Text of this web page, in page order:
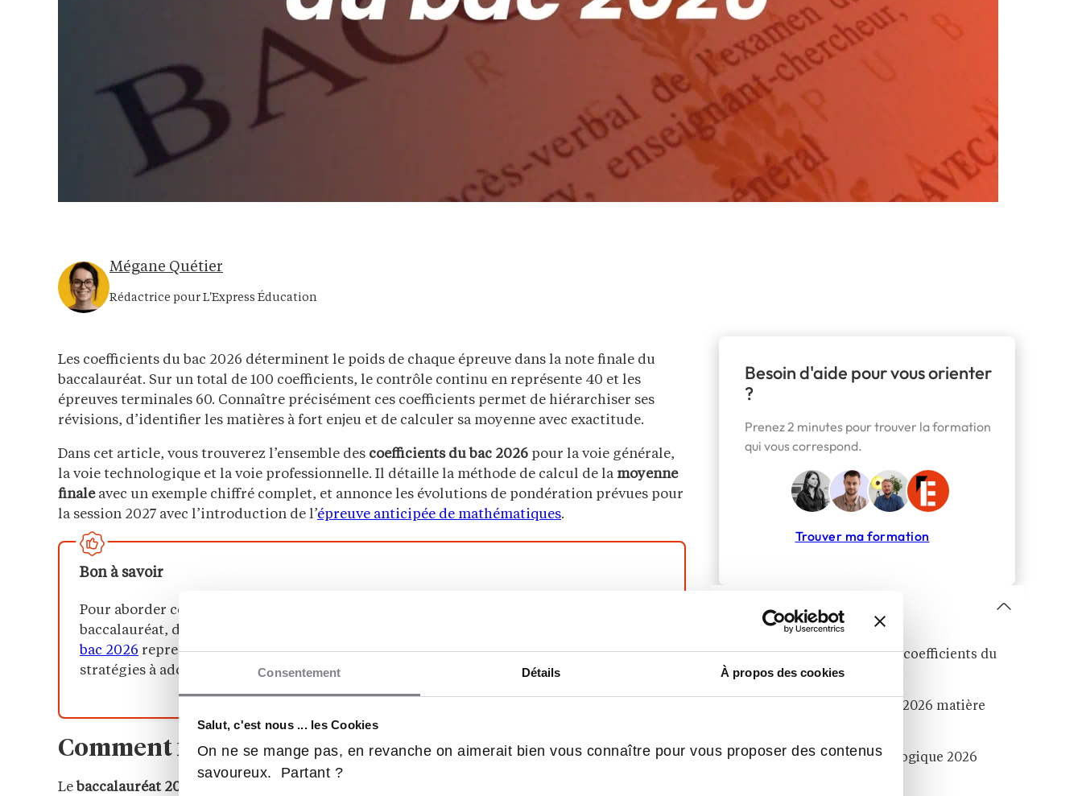
Consentement Détails À propos des cookies
Salut, c'est nous ... les Cookies
On ne se mange pas, en revanche on aimerait bien vous connaître pour vous proposer des contenus
savoureux. Partant ?
Mégane Quétier
Rédactrice pour L'Express Éducation
Les coefficients du bac 2026 déterminent le poids de chaque épreuve dans la note finale du
baccalauréat. Sur un total de 100 coefficients, le contrôle continu en représente 40 et les
épreuves terminales 60. Connaître précisément ces coefficients permet de hiérarchiser ses
révisions, d’identifier les matières à fort enjeu et de calculer sa moyenne avec exactitude.
Dans cet article, vous trouverez l’ensemble des coefficients du bac 2026 pour la voie générale,
la voie technologique et la voie professionnelle. Il détaille la méthode de calcul de la moyenne
finaleavec un exemple chiffré complet, et annonce les évolutions de pondération prévues pour
la session 2027 avec l’introduction de l’épreuve anticipée de mathématiques.
Bon à savoir
Pour aborder cette étape, encore faut-il maîtriser l’ensemble du fonctionnement du
baccalauréat, de son calendrier à ses épreuves voie par voie. Notre
bac 2026 reprend toute l’architecture de l’examen, ses dates clés, ses spécialités et les
stratégies à adopter pour aborder l’examen avec lucidité.
Comment fonctionnent les coefficients du bac 2026 ?
Le baccalauréat 2026
Besoin d'aide pour vous orienter
?
Prenez 2 minutes pour trouver la formation
qui vous correspond.
Trouver ma formation
Sommaire
Comment fonctionnent les coefficients du
bac 2026 ?
Coefficients du bac général 2026 matière
Coefficients du bac technologique 2026